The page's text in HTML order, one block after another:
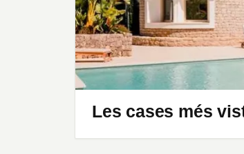
Les cases més